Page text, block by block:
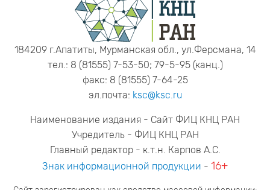
184209 г.Апатиты, Мурманская обл., ул.Ферсмана, 14
тел.: 8 (81555) 7-53-50; 79-5-95 (канц.)
факс: 8 (81555) 7-64-25
эл.почта: ksc@ksc.ru
Наименование издания - Сайт ФИЦ КНЦ РАН
Учредитель - ФИЦ КНЦ РАН
Главный редактор - к.т.н. Карпов А.С.
Знак информационной продукции - 16+